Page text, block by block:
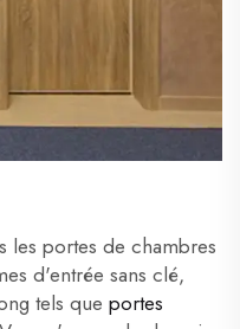
les portes de chambres
d'entrée sans clé,
tels que portes